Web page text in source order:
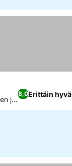
8,0Erittäin hyvä
ja